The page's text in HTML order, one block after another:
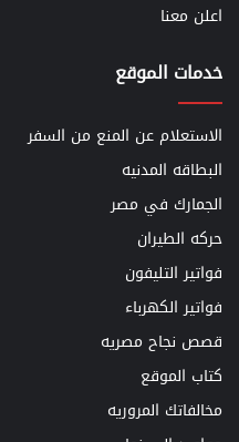
اعلن معنا
خدمات الموقع
الاستعلام عن المنع من السفر
البطاقه المدنيه
الجمارك في مصر
حركه الطيران
فواتير التليفون
فواتير الكهرباء
قصص نجاح مصريه
كتاب الموقع
مخالفاتك المروريه